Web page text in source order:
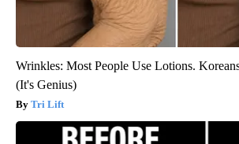
Wrinkles: Most People Use Lotions.
(It's Genius)
Tri Lift